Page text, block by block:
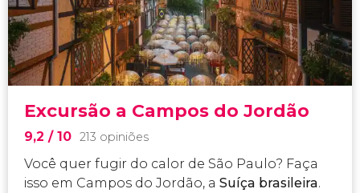
Excursão a Campos do Jordão
9,2 / 10 213 opiniões
Você quer fugir do calor de São Paulo? Faça
isso em Campos do Jordão, a Suíça brasileira.